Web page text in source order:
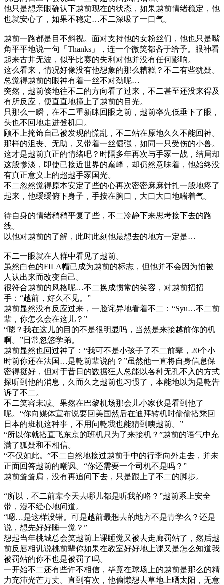
他只是想亲眼确认下越前现在的状态，如果越前情绪稳定，他
也就安心了，如果不稳定…不二深吸了一口气。
越前一路都是目不斜视。面对支持他的女粉丝们，他也只是嘴
角平平地说一句「Thanks」，连一个微笑都吝于给予。眼神看
起来古井无波，似乎比赛的失利对他并没有任何影响。
这么看来，情况好像没有他想象的那么糟糕？不二有些犹疑。
总觉得越前的眼神有着一丝不对劲呢…
突然，越前倏地往不二的方向看了过来，不二甚至还没来得及
有所反应，便直直地撞上了越前的目光。
只那么一瞬，在不二重新眯回眼之前，越前率先低垂下了眼，
头也不回地走进登机口。
顾不上掩饰自己被发现的慌乱，不二站在原地久久不能回神。
那样的沮丧、无助，又带着一丝倔强，如同一只受伤的小兽。
这才是越前真正的情绪吧？时隔多年再次与手冢一战，结局却
这般惨淡，即使已接近世界的巅峰，却仍然意味着，他始终没
有真正意义上的超越手冢国光。
不二忽然觉得原本安定了些的心再次密密麻麻针扎一般地疼了
起来，他缓缓俯下身子，手按在胸口，大口大口地喘着气。
待自身的情绪稍稍平复了些，不二冷静下来思考接下去的路
线。
以他对越前的了解，此时此刻他最想去的地方一定是…
不二一眼就在人群中看见了越前。
虽然白色的FILA帽已成为越前的标志，但他并不会因为怕被
人认出来而改变自己。
很符合越前的风格呢…不二换成惯常的笑容，对越前招招
手：“越前，好久不见。”
越前显然没有反应过来，一脸诧异地看着不二：“Syu…不二前
辈，你怎么会在这儿？”
“嗯？我在这儿的目的不是很明显吗，当然是来接越前你的机
啊。”日常忽悠学弟。
越前显然也回过神了：“我可不是小孩子了不二前辈，20个小
时前你还在法国…是乾前辈说的？”虽然他一直将自身信息保
密得挺好，但对于昔日的数据狂人总能以各种无孔不入的方式
探听到他的消息，久而久之越前也习惯了，本能地以为是乾告
诉了不二。
不二笑容未减。果然在巴黎机场那会儿小家伙是看到他了
呢。“你向媒体宣布说要回美国然后在迪拜转机时偷偷搭乘回
日本的班机这种事，不用问乾我也能猜到噢越前。”
“所以你就搭直飞东京的班机只为了来接机？”越前的语气中充
满了狐疑和不相信。
“不仅如此。”不二自然地接过越前手中的行李向外走去，并未
正面回答越前的嘲讽。“你还需要一个司机不是吗？”
越前耸耸肩，没有再追问下去，只是跟上了不二的脚步。
“所以，不二前辈今天去哪儿都是听我的咯？”越前系上安全
带，漫不经心地问道。
“嗯…是这样没错。可是越前最想去的地方不是青学么？还是
说，想先好好睡一觉？”
想起当年桃城总会笑越前上课睡觉又被去走廊罚站了，然后越
前反唇相讥说桃前辈你如果在教室好好地上课又是怎么知道我
被罚站的你不也是被罚了吗。
一开始不二还有些许不相信，毕竟在球场上的越前是那么的精
力充沛光芒万丈。直到有次，他偷懒想去草地上晒太阳，无意